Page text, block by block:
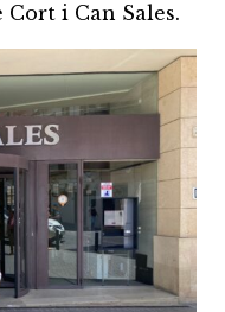
i Can Sales.